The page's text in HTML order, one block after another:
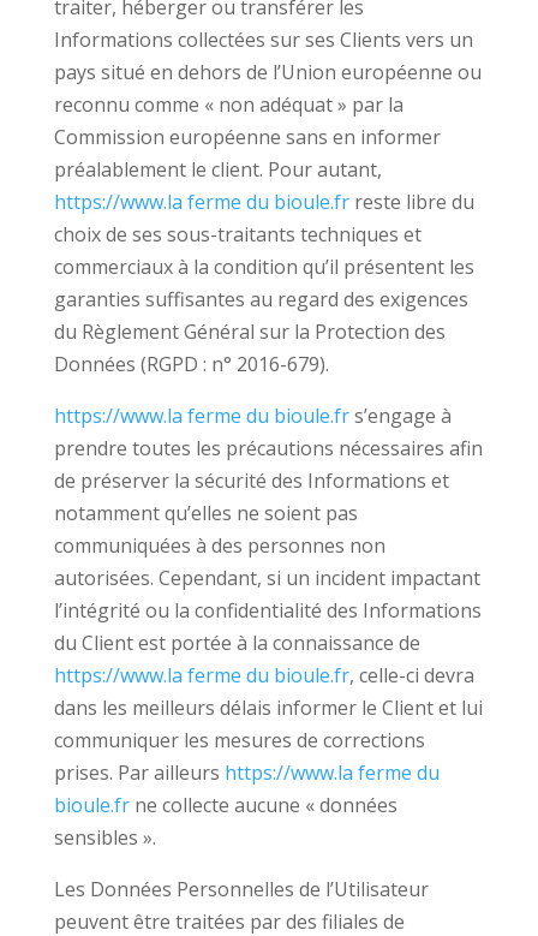
traiter, héberger ou transférer les
Informations collectées sur ses Clients vers un
pays situé en dehors de l’Union européenne ou
reconnu comme « non adéquat » par la
Commission européenne sans en informer
préalablement le client. Pour autant,
https://www.la ferme du bioule.frreste libre du
choix de ses sous-traitants techniques et
commerciaux à la condition qu’il présentent les
garanties suffisantes au regard des exigences
du Règlement Général sur la Protection des
Données (RGPD : n° 2016-679).
https://www.la ferme du bioule.frs’engage à
prendre toutes les précautions nécessaires afin
de préserver la sécurité des Informations et
notamment qu’elles ne soient pas
communiquées à des personnes non
autorisées. Cependant, si un incident impactant
l’intégrité ou la confidentialité des Informations
du Client est portée à la connaissance de
https://www.la ferme du bioule.fr, celle-ci devra
dans les meilleurs délais informer le Client et lui
communiquer les mesures de corrections
prises. Par ailleurs https://www.la ferme du
bioule.frne collecte aucune « données
sensibles ».
Les Données Personnelles de l’Utilisateur
peuvent être traitées par des filiales de